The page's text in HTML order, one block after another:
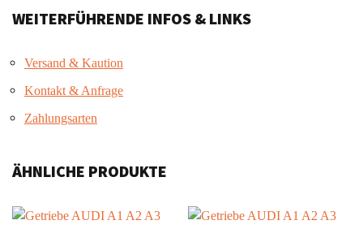
WEITERFÜHRENDE INFOS & LINKS
Versand & Kaution
Kontakt & Anfrage
Zahlungsarten
ÄHNLICHE PRODUKTE